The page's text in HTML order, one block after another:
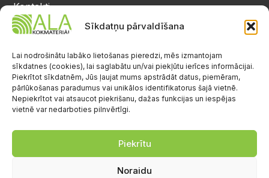
Sīkdatņu pārvaldīšana
Lai nodrošinātu labāko lietošanas pieredzi, mēs izmantojam
sīkdatnes (cookies), lai saglabātu un/vai piekļūtu ierīces informācijai.
Piekrītot sīkdatnēm, Jūs ļaujat mums apstrādāt datus, piemēram,
pārlūkošanas paradumus vai unikālos identifikatorus šajā vietnē.
Nepiekrītot vai atsaucot piekrišanu, dažas funkcijas un iespējas
vietnē var nedarboties pilnvērtīgi.
Piekrītu
Noraidu
Kontakti
Privātuma politika
25 64 17 98
info@alalignea.lv
Daugavas iela 28, Mārupe
Facebook
S.-Sv.: brīvs